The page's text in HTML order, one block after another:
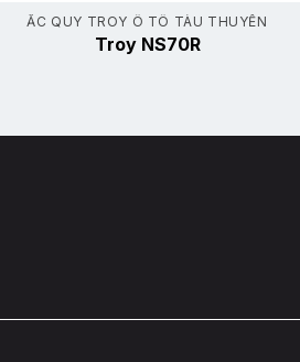
ẮC QUY TROY Ô TÔ TÀU THUYỀN
Troy NS70R